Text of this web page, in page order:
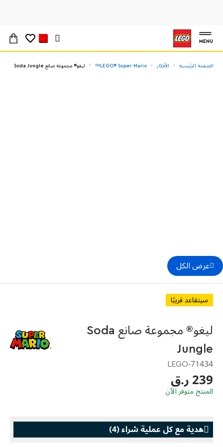
MENU
الصفحة الرئيسية الأفكار LEGO® Super Mario™ ليغو® مجموعة صانع Soda Jungle
عرض الكل
سيتقاعد قريبًا
ليغو® مجموعة صانع Soda
Jungle
71434-LEGO
239 ر.ق
المنتج متوفر الآن
هدية مع كل عملية شراء(
4
)